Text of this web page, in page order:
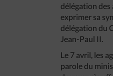
délégation des
exprimer sa
délégation du
Jean-Paul II.
Le 7 avril, les
parole du